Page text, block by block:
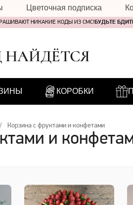
Цветочная подписка
НИКАКИЕ КОДЫ ИЗ СМС! БУДЬТЕ
КОРОБКИ
Корзина с фруктами и конфетами
и